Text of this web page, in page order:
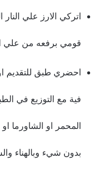
اتركي الارز علي النار
قومي برفعه من علي
احضري طبق للتقديم
فية مع التوزيع في
المحمر او الشاورما
بدون شيء وبالهناء